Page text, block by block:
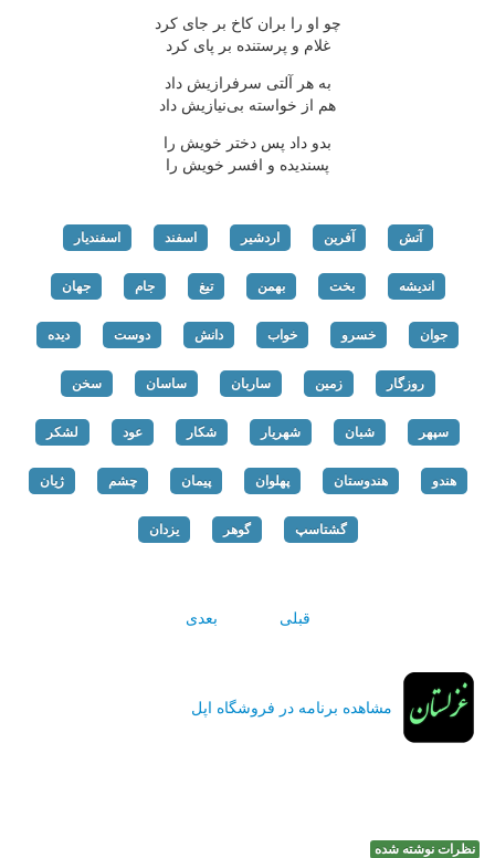
چو او را بران کاخ بر جای کرد
غلام و پرستنده بر پای کرد
به هر آلتی سرفرازیش داد
هم از خواسته بی‌نیازیش داد
بدو داد پس دختر خویش را
پسندیده و افسر خویش را
آتش آفرین اردشیر اسفند اسفندیار
اندیشه بخت بهمن تیغ جام جهان
جوان خسرو خواب دانش دوست دیده
روزگار زمین ساربان ساسان سخن
سپهر شبان شهریار شکار عود لشکر
هندو هندوستان پهلوان پیمان چشم ژیان
گشتاسپ گوهر یزدان
قبلی بعدی
مشاهده برنامه در فروشگاه اپل
نظرات نوشته شده